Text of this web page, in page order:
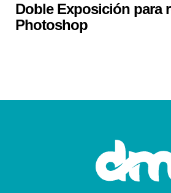
Doble Exposición para
Photoshop